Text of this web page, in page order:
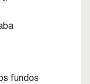
fundos